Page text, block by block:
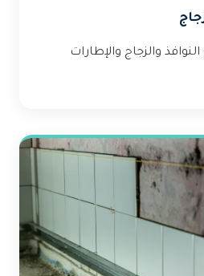
والزجاج والإطارات